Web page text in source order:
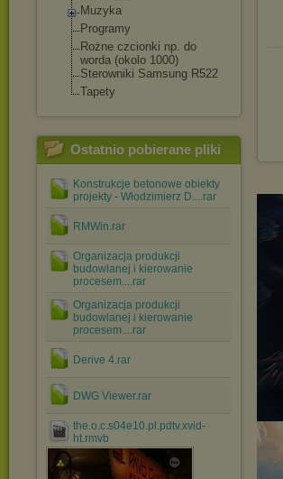
Muzyka
Programy
Rożne czcionki np. do
worda (okolo 1000)
Sterowniki Samsung R522
Tapety
Ostatnio pobierane pliki
Konstrukcje betonowe obiekty
projekty - Włodzimierz D....rar
RMWin.rar
Organizacja produkcji
budowlanej i kierowanie
procesem....rar
Organizacja produkcji
budowlanej i kierowanie
procesem....rar
Derive 4.rar
DWG Viewer.rar
the.o.c.s04e10.pl.pdtv.xvid-
ht.rmvb